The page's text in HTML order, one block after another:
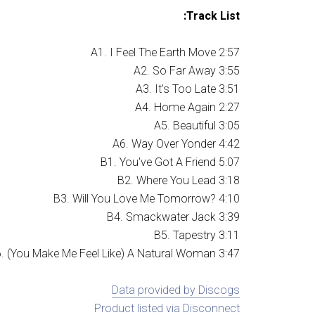
Track List:
A1. I Feel The Earth Move 2:57
A2. So Far Away 3:55
A3. It's Too Late 3:51
A4. Home Again 2:27
A5. Beautiful 3:05
A6. Way Over Yonder 4:42
B1. You've Got A Friend 5:07
B2. Where You Lead 3:18
B3. Will You Love Me Tomorrow? 4:10
B4. Smackwater Jack 3:39
B5. Tapestry 3:11
(You Make Me Feel Like) A Natural Woman 3:47
Data provided by Discogs
Product listed via Disconnect